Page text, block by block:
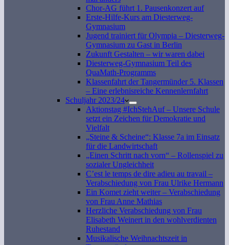
Chor-AG führt 1. Pausenkonzert auf
Erste-Hilfe-Kurs am Diesterweg-
Gymnasium
Jugend trainiert für Olympia – Diesterweg-
Gymnasium zu Gast in Berlin
Zukunft Gestalten – wir waren dabei
Diesterweg-Gymnasium Teil des
QuaMath-Programms
Klassenfahrt der Tangermünder 5. Klassen
– Eine erlebnisreiche Kennenlernfahrt
Schuljahr 2023/24
Aktionstag #IchStehAuf – Unsere Schule
setzt ein Zeichen für Demokratie und
Vielfalt
„Steine & Scheine“: Klasse 7a im Einsatz
für die Landwirtschaft
„Einen Schritt nach vorn“ – Rollenspiel zu
sozialer Ungleichheit
C’est le temps de dire adieu au travail –
Verabschiedung von Frau Ulrike Hermann
Ein Komet zieht weiter – Verabschiedung
von Frau Anne Mathias
Herzliche Verabschiedung von Frau
Elisabeth Weinert in den wohlverdienten
Ruhestand
Musikalische Weihnachtszeit in